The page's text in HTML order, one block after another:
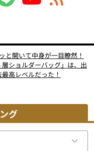
と開いて中身が一目瞭然！
ショルダーバッグ」は、出
高レベルだった！
グ